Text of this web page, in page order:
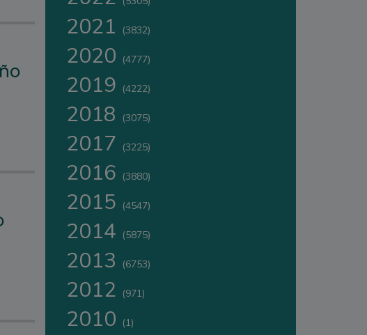
2021 (3832)
2020 (4777)
2019 (4222)
2018 (3075)
2017 (3225)
2016 (3880)
2015 (4547)
2014 (5875)
2013 (6753)
2012 (971)
2010 (1)